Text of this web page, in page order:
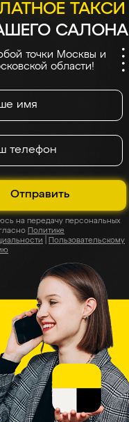
ТАКСИ
САЛОНА
точки Москвы и
области!
Отправить
на передачу персональных
Политике
Пользовательскому